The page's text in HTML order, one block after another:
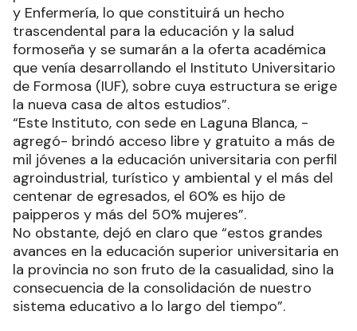
y Enfermería, lo que constituirá un hecho
trascendental para la educación y la salud
formoseña y se sumarán a la oferta académica
que venía desarrollando el Instituto Universitario
de Formosa (IUF), sobre cuya estructura se erige
la nueva casa de altos estudios”.
“Este Instituto, con sede en Laguna Blanca, -
agregó- brindó acceso libre y gratuito a más de
mil jóvenes a la educación universitaria con perfil
agroindustrial, turístico y ambiental y el más del
centenar de egresados, el 60% es hijo de
paipperos y más del 50% mujeres”.
No obstante, dejó en claro que “estos grandes
avances en la educación superior universitaria en
la provincia no son fruto de la casualidad, sino la
consecuencia de la consolidación de nuestro
sistema educativo a lo largo del tiempo”.